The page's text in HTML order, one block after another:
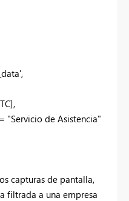
,
,
= "Servicio de Asistencia"
capturas de pantalla,
filtrada a una empresa